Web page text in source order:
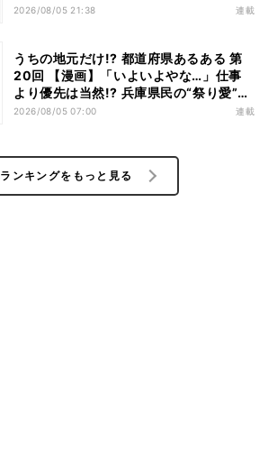
2026/08/05 21:38 連載
うちの地元だけ!? 都道府県あるある 第
20回 【漫画】「いよいよやな…」仕事
より優先は当然!? 兵庫県民の“祭り愛”が
熱すぎた
2026/08/05 07:00 連載
ランキングをもっと見る